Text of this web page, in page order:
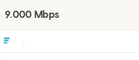
9.000 Mbps
-